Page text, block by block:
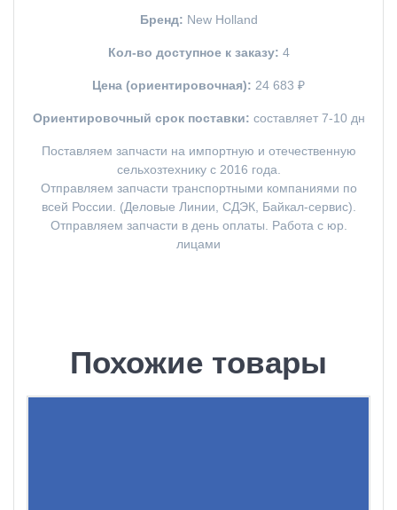
Бренд: New Holland
Кол-во доступное к заказу: 4
Цена (ориентировочная): 24 683 ₽
Ориентировочный срок поставки: составляет 7-10 дн
Поставляем запчасти на импортную и отечественную
сельхозтехнику с 2016 года.
Отправляем запчасти транспортными компаниями по
всей России. (Деловые Линии, СДЭК, Байкал-сервис).
Отправляем запчасти в день оплаты. Работа с юр.
лицами
Похожие товары